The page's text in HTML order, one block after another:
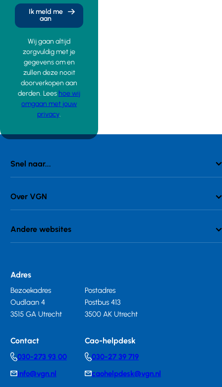
Ik meld me
aan
Wij gaan altijd
zorgvuldig met je
gegevens om en
zullen deze nooit
doorverkopen aan
derden. Lees hoe wij
omgaan met jouw
privacy.
Snel naar...
Over VGN
Andere websites
Adres
Bezoekadres
Oudlaan 4
3515 GA Utrecht
Postadres
Postbus 413
3500 AK Utrecht
Contact
Telephonenumber
030-273 93 00
E-info@vgn.nl
Cao-helpdesk
Telephonenumber
030-27 39 719
E-caohelpdesk@vgn.nl